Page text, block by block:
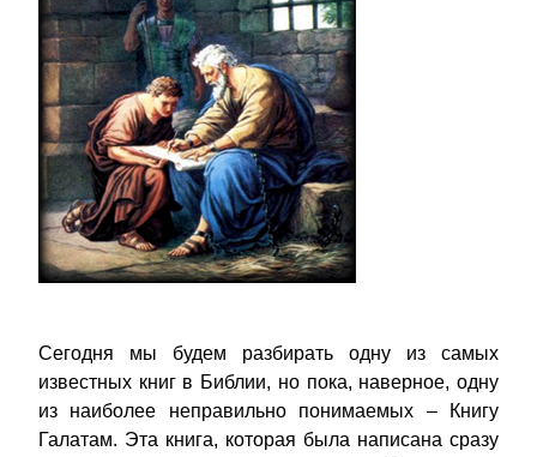
Сегодня мы будем разбирать одну из самых
известных книг в Библии, но пока, наверное, одну
из наиболее неправильно понимаемых – Книгу
Галатам. Эта книга, которая была написана сразу